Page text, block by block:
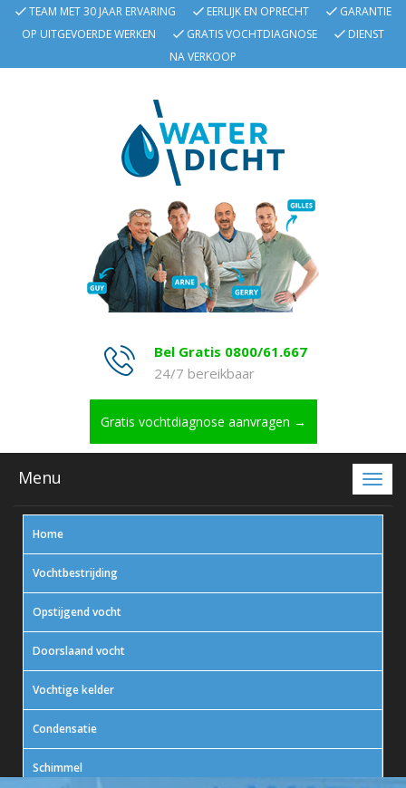
TEAM MET 30 JAAR ERVARING EERLIJK EN OPRECHT
GARANTIE
OP UITGEVOERDE WERKEN
GRATIS VOCHTDIAGNOSE
DIENST
NA VERKOOP
Bel Gratis 0800/61.667
24/7 bereikbaar
Gratis vochtdiagnose aanvragen →
Menu
Home
Vochtbestrijding
Opstijgend vocht
Doorslaand vocht
Vochtige kelder
Condensatie
Schimmel